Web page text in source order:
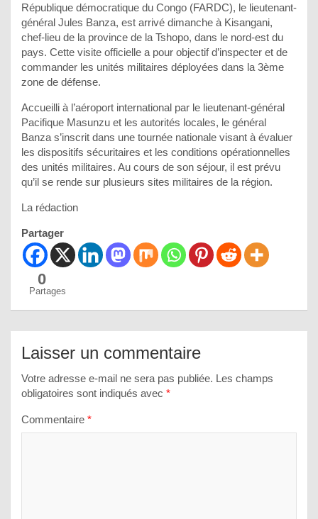
République démocratique du Congo (FARDC), le lieutenant-
général Jules Banza, est arrivé dimanche à Kisangani,
chef-lieu de la province de la Tshopo, dans le nord-est du
pays. Cette visite officielle a pour objectif d’inspecter et de
commander les unités militaires déployées dans la 3ème
zone de défense.
Accueilli à l’aéroport international par le lieutenant-général
Pacifique Masunzu et les autorités locales, le général
Banza s’inscrit dans une tournée nationale visant à évaluer
les dispositifs sécuritaires et les conditions opérationnelles
des unités militaires. Au cours de son séjour, il est prévu
qu’il se rende sur plusieurs sites militaires de la région.
La rédaction
Partager
0
Partages
Laisser un commentaire
Votre adresse e-mail ne sera pas publiée. Les champs
obligatoires sont indiqués avec *
Commentaire *